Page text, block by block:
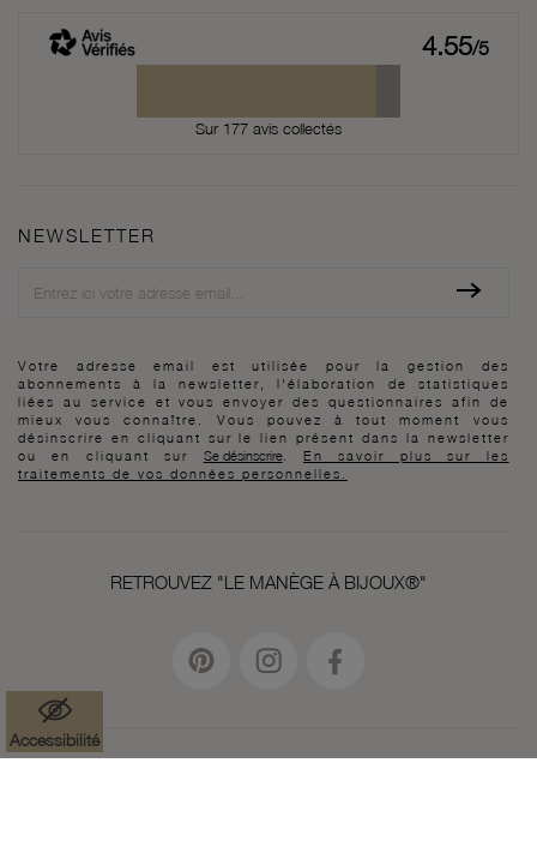
4.55/5
Sur 177 avis collectés
NEWSLETTER
Votre adresse email est utilisée pour la gestion des
abonnements à la newsletter, l'élaboration de statistiques
liées au service et vous envoyer des questionnaires afin de
mieux vous connaître. Vous pouvez à tout moment vous
désinscrire en cliquant sur le lien présent dans la newsletter
ou en cliquant sur Se désinscrire.En savoir plus sur les
traitements de vos données personnelles.
RETROUVEZ "LE MANÈGE À BIJOUX®"
Accessibilité